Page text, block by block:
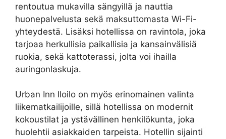
rentoutua mukavilla sängyillä ja nauttia
huonepalvelusta sekä maksuttomasta Wi-Fi-
yhteydestä. Lisäksi hotellissa on ravintola, joka
tarjoaa herkullisia paikallisia ja kansainvälisiä
ruokia, sekä kattoterassi, jolta voi ihailla
auringonlaskuja.
Urban Inn Iloilo on myös erinomainen valinta
liikematkailijoille, sillä hotellissa on modernit
kokoustilat ja ystävällinen henkilökunta, joka
huolehtii asiakkaiden tarpeista. Hotellin sijainti